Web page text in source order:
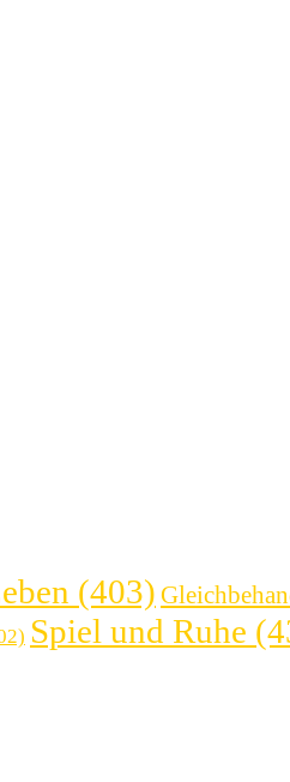
(403)
Spiel und Ruhe